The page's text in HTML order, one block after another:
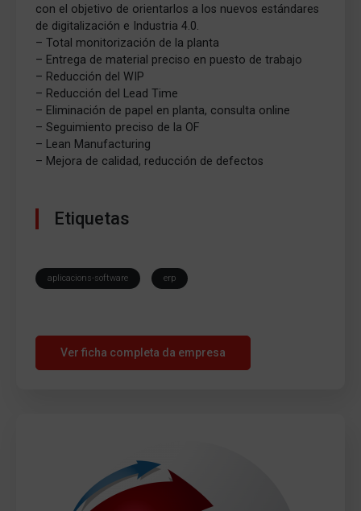
con el objetivo de orientarlos a los nuevos estándares
de digitalización e Industria 4.0.
– Total monitorización de la planta
– Entrega de material preciso en puesto de trabajo
– Reducción del WIP
– Reducción del Lead Time
– Eliminación de papel en planta, consulta online
– Seguimiento preciso de la OF
– Lean Manufacturing
– Mejora de calidad, reducción de defectos
Etiquetas
aplicacions-software erp
Ver ficha completa da empresa